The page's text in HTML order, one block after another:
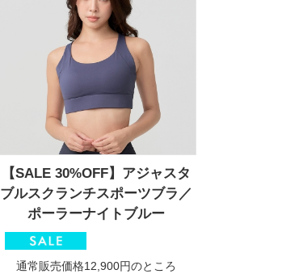
【SALE 30%OFF】アジャスタ
ブルスクランチスポーツブラ／
ポーラーナイトブルー
通常販売価格12,900円のところ